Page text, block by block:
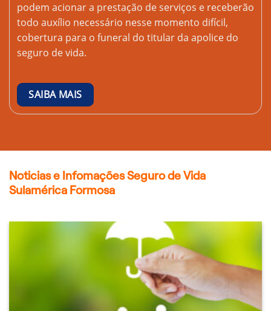
podem acionar a prestação de serviços e receberão
todo auxílio necessário nesse momento difícil,
cobertura para o funeral do titular da apolice do
seguro de vida.
SAIBA MAIS
Noticias e Infomações Seguro de Vida
Sulamérica Formosa